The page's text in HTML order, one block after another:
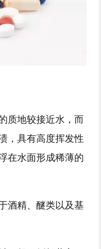
质地较接近水，而
，具有高度挥发性
在水面形成稀薄的
酒精、醚类以及基